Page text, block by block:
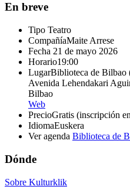
En breve
Tipo Teatro
CompañíaMaite Arrese
Fecha 21 de mayo 2026
Horario19:00
LugarBiblioteca de Bilbao
Avenida Lehendakari
Bilbao
Web
PrecioGratis (inscripción
IdiomaEuskera
Ver agenda Biblioteca de
Dónde
Sobre Kulturklik